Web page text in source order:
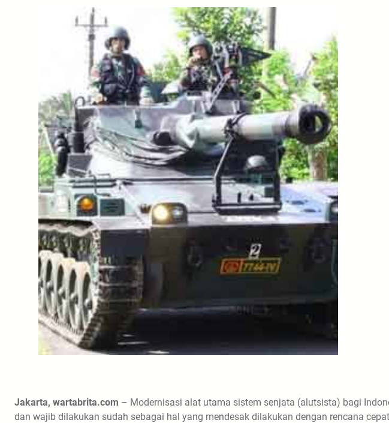
Jakarta, wartabrita.com – Modernisasi alat utama sistem senjata (alutsista) bagi
dan wajib dilakukan sudah sebagai hal yang mendesak dilakukan dengan rencana